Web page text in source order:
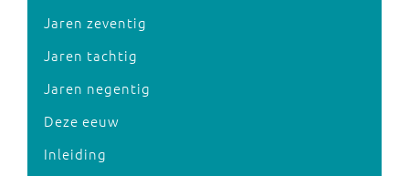
Jaren zeventig
Jaren tachtig
Jaren negentig
Deze eeuw
Inleiding